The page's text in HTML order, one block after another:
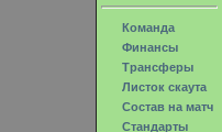
Команда
Финансы
Трансферы
Листок скаута
Состав на матч
Стандарты